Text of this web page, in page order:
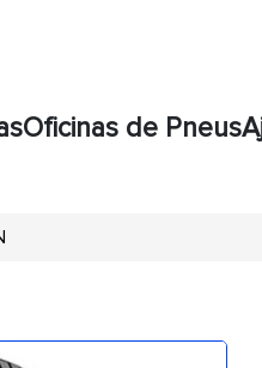
Oficinas de Pneus